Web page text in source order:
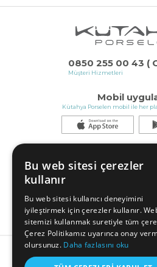
0850 255 00 43 (
Müşteri Hizmetleri
Mobil
Kütahya Porselen mobil ile her
Bu web sitesi çerezler
kullanır
Bu web sitesi kullanıcı deneyimini
iyileştirmek için çerezler kullanır.
sitemizi kullanmak suretiyle tüm
Çerez Politikamız uyarınca onay
olursunuz. Daha fazlasını oku